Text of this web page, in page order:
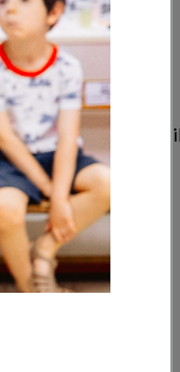
feuilles ? est ce